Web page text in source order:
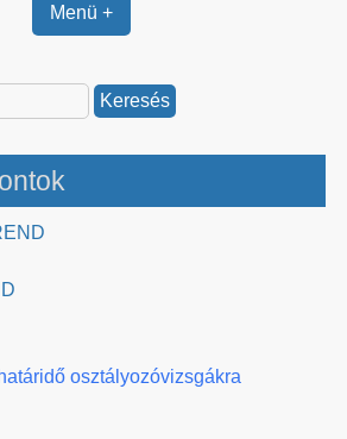
Menü +
osztályozóvizsgákra